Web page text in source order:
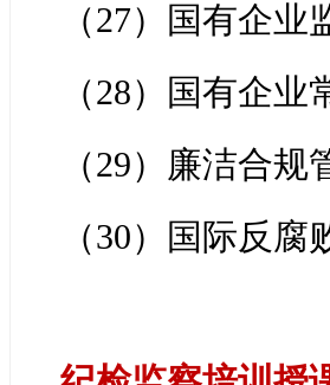
（27）国有企
（28）国有企
（29）廉洁合
（30）国际反腐